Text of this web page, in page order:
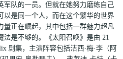
军队的一员。但就在她努力磨练自己
以是同一个人，而在这个繁华的世界
量正在崛起，其中包括一群魅力超凡
法是不够的。《太阳召唤》是由 21
剧集，主演阵容包括洁西·梅·李（阿